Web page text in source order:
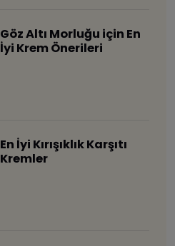
Göz Altı Morluğu için En
İyi Krem Önerileri
En İyi Kırışıklık Karşıtı
Kremler